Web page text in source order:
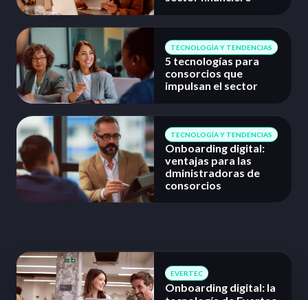
TECNOLOGÍA Y TENDENCIAS
5 tecnologías para
consorcios que
impulsan el sector
TECNOLOGÍA Y TENDENCIAS
Onboarding digital:
ventajas para las
dministradoras de
consorcios
EVERTEC
Onboarding digital: la